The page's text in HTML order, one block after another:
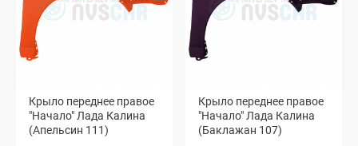
Крыло переднее правое
"Начало" Лада Калина
(Апельсин 111)
Крыло переднее правое
"Начало" Лада Калина
(Баклажан 107)